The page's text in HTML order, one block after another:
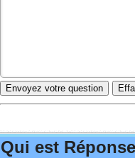
Qui est